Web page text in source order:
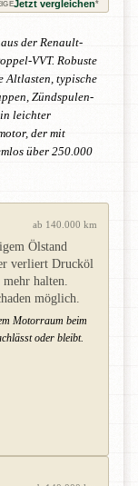
Jetzt vergleichen*
der Renault-
VVT. Robuste
Altlasten, typische
Zündspulen-
leichter
der mit
über 250.000
ab 140.000 km
Ölstand
verliert Drucköl
halten.
möglich.
Motorraum beim
oder bleibt.